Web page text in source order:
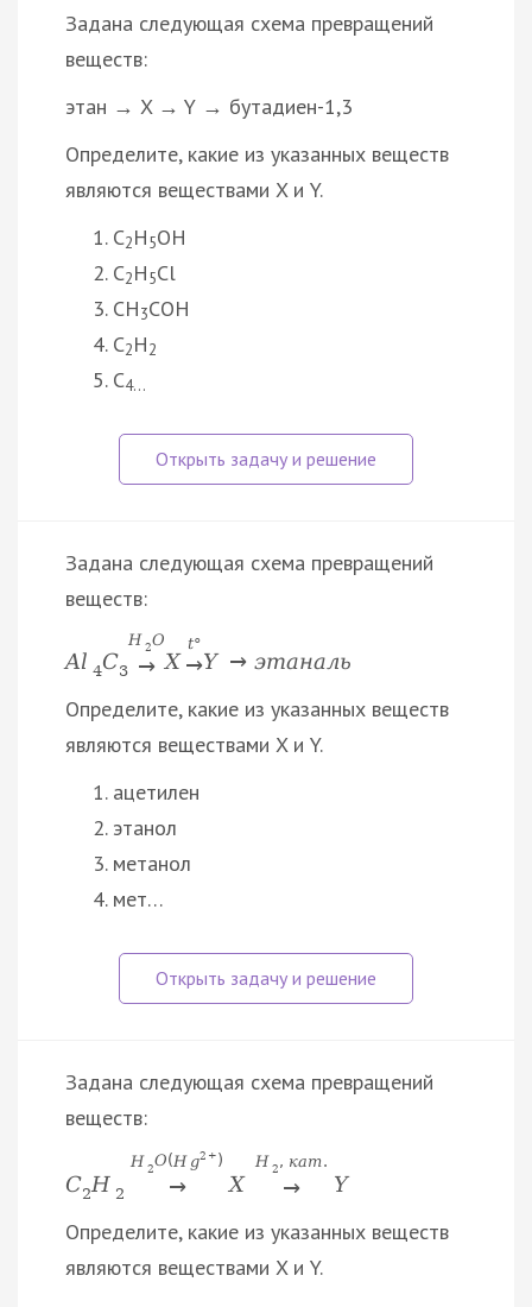
Задана следующая схема превращений
веществ:
этан → X → Y → бутадиен-1,3
Определите, какие из указанных веществ
являются веществами X и Y.
C2H5OH
C2H5Cl
CH3COH
C2H2
C4…
Задана следующая схема превращений
веществ:
Al 4C3
H 2O
→ X
t°
→Y → этаналь
Определите, какие из указанных веществ
являются веществами X и Y.
ацетилен
этанол
метанол
мет…
Задана следующая схема превращений
веществ:
C2H 2
H 2O(H g2 + )
→ X
H 2 , кат.
→ Y
Определите, какие из указанных веществ
являются веществами X и Y.